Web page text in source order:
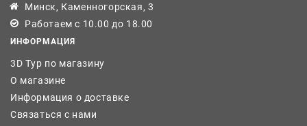
Минск, Каменногорская, 3
Работаем с 10.00 до 18.00
ИНФОРМАЦИЯ
3D Тур по магазину
О магазине
Информация о доставке
Связаться с нами